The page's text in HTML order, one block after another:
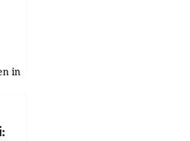
in
in